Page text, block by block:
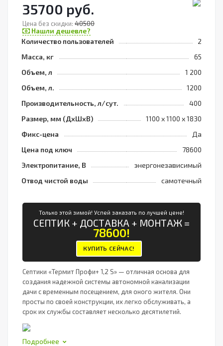
35700 руб.
Цена без скидки: 40500
Нашли дешевле?
Количество пользователей
2
Масса, кг
65
Объем, л
1 200
Объем, л.
1200
Производительность, л/сут.
400
Размер, мм (ДхШхВ)
1100 х 1100 х 1830
Фикс-цена
Да
Цена под ключ
78600
Электропитание, В
энергонезависимый
Отвод чистой воды
самотечный
Только этой зимой! Успей заказать по лучшей цене!
СЕПТИК + ДОСТАВКА + МОНТАЖ =
78600!
КУПИТЬ СЕЙЧАС!
Септики «Термит Профи+ 1,2 S» — отличная основа для
создания надежной системы автономной канализации
дачи с временным посещением, для оного жителя. Они
просты по своей конструкции, их легко обслуживать, а
срок их службы составляет несколько десятилетий.
Подробнее